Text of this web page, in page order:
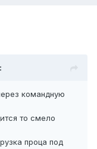
командную
то смело
проца под